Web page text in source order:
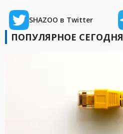
SHAZOO в Twitter
ПОПУЛЯРНОЕ СЕГОДНЯ